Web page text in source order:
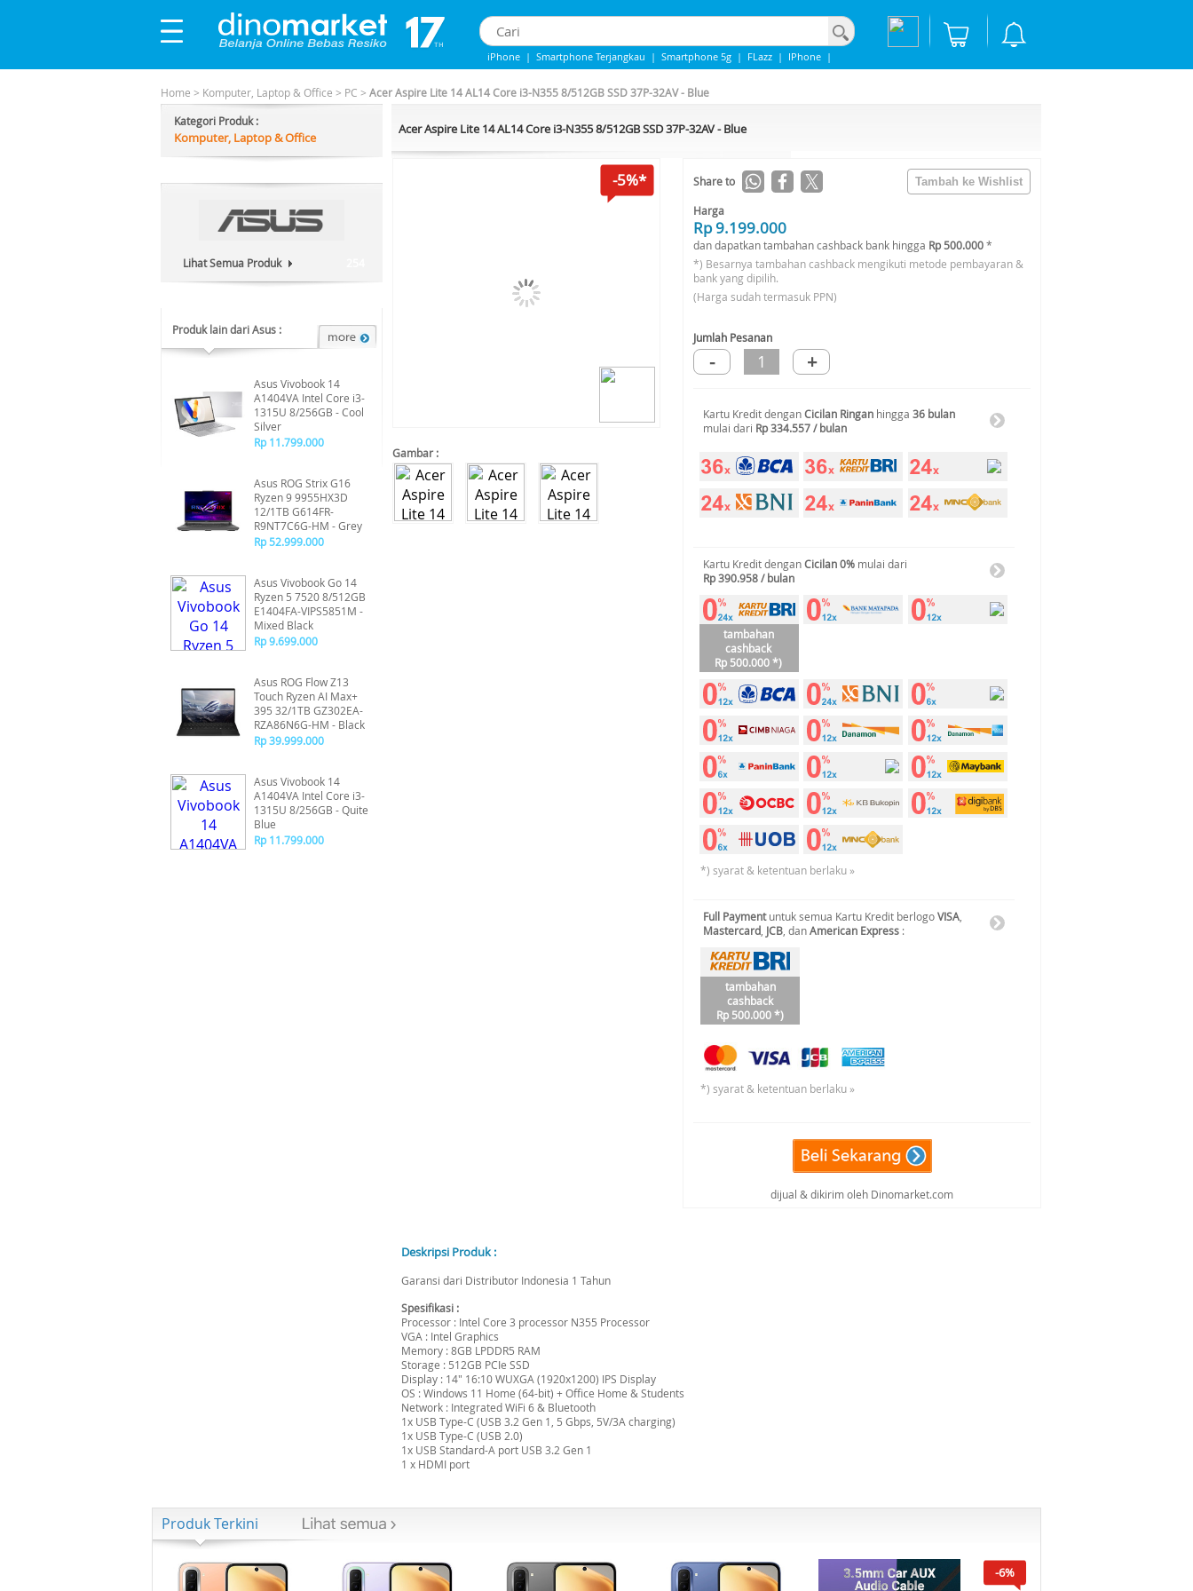
iPhone | Smartphone Terjangkau | Smartphone 5g | FLazz | IPhone |
Home > Komputer, Laptop & Office > PC > Acer Aspire Lite 14 AL14 Core i3-N355 8/512GB SSD 37P-32AV - Blue
Kategori Produk :
Komputer, Laptop & Office
Lihat Semua Produk
Produk lain dari Asus :
Asus Vivobook 14
A1404VA Intel Core i3-
1315U 8/256GB - Cool
Silver
Rp 11.799.000
Asus ROG Strix G16
Ryzen 9 9955HX3D
12/1TB G614FR-
R9NT7C6G-HM - Grey
Rp 52.999.000
Asus Vivobook Go 14
Ryzen 5 7520 8/512GB
E1404FA-VIPS5851M -
Mixed Black
Rp 9.699.000
Asus ROG Flow Z13
Touch Ryzen AI Max+
395 32/1TB GZ302EA-
RZA86N6G-HM - Black
Rp 39.999.000
Asus Vivobook 14
A1404VA Intel Core i3-
1315U 8/256GB - Quite
Blue
Rp 11.799.000
Acer Aspire Lite 14 AL14 Core i3-N355 8/512GB SSD 37P-32AV - Blue
-5%*
Gambar :
Share to
Harga
Rp 9.199.000
dan dapatkan tambahan cashback bank hingga Rp 500.000*
*) Besarnya tambahan cashback mengikuti metode pembayaran &
bank yang dipilih.
(Harga sudah termasuk PPN)
Jumlah Pesanan
- 1 +
Kartu Kredit denganCicilan Ringan hingga 36 bulan
mulai dari Rp 334.557 / bulan
Kartu Kredit denganCicilan 0% mulai dari
Rp 390.958 / bulan
tambahan
cashback
Rp 500.000 *)
*) syarat & ketentuan berlaku »
Full Paymentuntuk semua Kartu Kredit berlogoVISA
Mastercard JCB , danAmerican Express :
tambahan
cashback
Rp 500.000 *)
*) syarat & ketentuan berlaku »
dijual & dikirim oleh Dinomarket.com
Deskripsi Produk :
Garansi dari Distributor Indonesia 1 Tahun
Spesifikasi :
Processor : Intel Core 3 processor N355 Processor
VGA : Intel Graphics
Memory : 8GB LPDDR5 RAM
Storage : 512GB PCIe SSD
Display : 14" 16:10 WUXGA (1920x1200) IPS Display
OS : Windows 11 Home (64-bit) + Office Home & Students
Network : Integrated WiFi 6 & Bluetooth
1x USB Type-C (USB 3.2 Gen 1, 5 Gbps, 5V/3A charging)
1x USB Type-C (USB 2.0)
1x USB Standard-A port USB 3.2 Gen 1
1 x HDMI port
Produk Terkini
-6%